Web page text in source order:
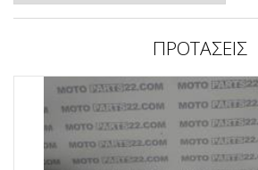
ΠΡΟΤΑΣΕΙΣ